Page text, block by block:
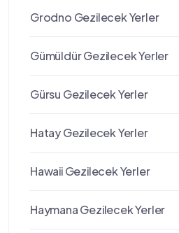
Grodno Gezilecek Yerler
Gümüldür Gezilecek Yerler
Gürsu Gezilecek Yerler
Hatay Gezilecek Yerler
Hawaii Gezilecek Yerler
Haymana Gezilecek Yerler